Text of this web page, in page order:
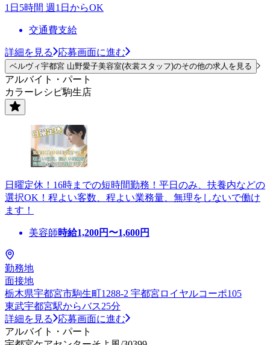
1日5時間 週1日からOK
交通費支給
詳細を見る 応募画面に進む
ベルヴィ宇都宮 山野愛子美容室(衣裳スタッフ)のその他の求人を見る
アルバイト・パート
カラーレシピ駒生店
日曜定休！16時までの短時間勤務！平日のみ、扶養内などの
選択OK！程よい客数、程よい業務量、無理をしないで働け
ます！
美容師時給1,200円〜1,600円
勤務地
面接地
栃木県宇都宮市駒生町1288-2 宇都宮ロイヤルコーポ105
東武宇都宮駅からバス25分
詳細を見る
応募画面に進む
アルバイト・パート